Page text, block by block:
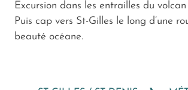
Excursion dans les entrailles du
Puis cap vers St-Gilles le long d’une
beauté océane.